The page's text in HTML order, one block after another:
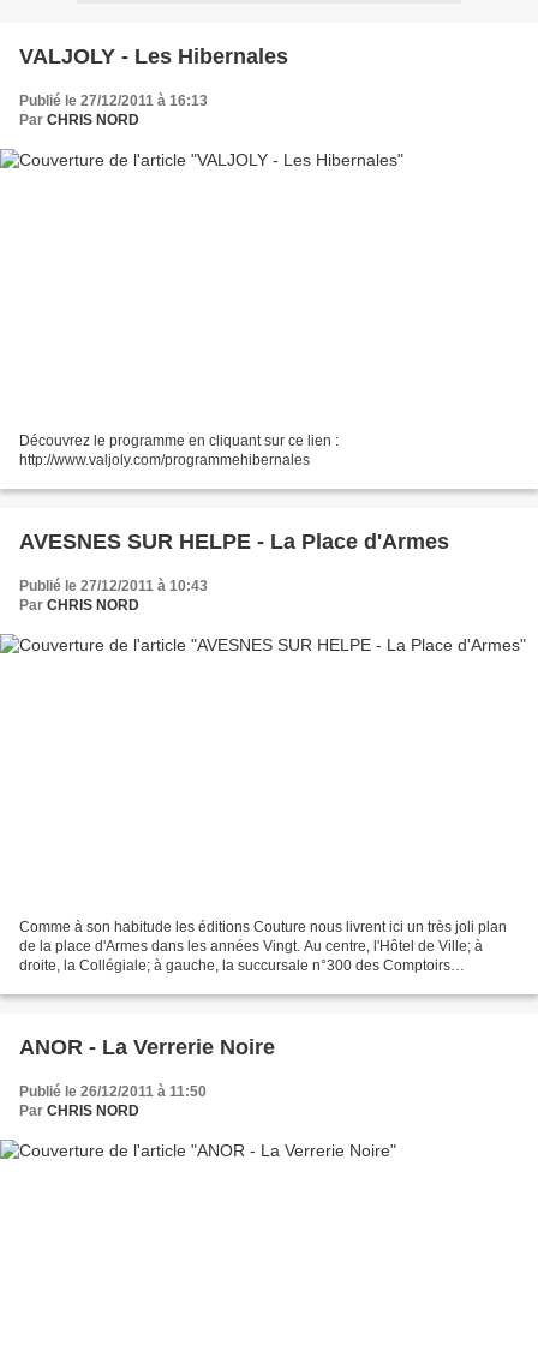
VALJOLY - Les Hibernales
Publié le 27/12/2011 à 16:13
Par CHRIS NORD
Découvrez le programme en cliquant sur ce lien :
http://www.valjoly.com/programmehibernales
AVESNES SUR HELPE - La Place d'Armes
Publié le 27/12/2011 à 10:43
Par CHRIS NORD
Comme à son habitude les éditions Couture nous livrent ici un très joli plan
de la place d'Armes dans les années Vingt. Au centre, l'Hôtel de Ville; à
droite, la Collégiale; à gauche, la succursale n°300 des Comptoirs
ANOR - La Verrerie Noire
Publié le 26/12/2011 à 11:50
Par CHRIS NORD